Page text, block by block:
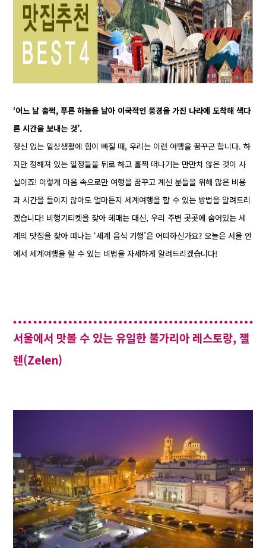
‘어느 날 훌쩍, 푸른 하늘을 날아 이국적인 풍경을 가진 나라에 도착해 색다
른 시간을 보내는 것’.
정신 없는 일상생활에 힘이 빠질 때, 우리는 이런 여행을 꿈꾸곤 합니다. 하
지만 정해져 있는 일정들을 뒤로 하고 훌쩍 떠나기는 만만치 않은 것이 사
실이죠! 이렇게 마음 속으로만 여행을 꿈꾸고 계신 분들을 위해 많은 비용
과 시간을 들이지 않아도 얼마든지 세계여행을 할 수 있는 방법을 알려드리
겠습니다! 비행기티켓을 찾아 헤매는 대신, 우리 주변 곳곳에 숨어있는 세
계의 맛집을 찾아 떠나는 ‘세계 음식 기행’은 어떠하신가요? 오늘은 서울 안
에서 세계여행을 할 수 있는 비법을 자세하게 알려드리겠습니다!
서울에서 맛볼 수 있는 유일한 불가리아 레스토랑, 젤
렌(Zelen)